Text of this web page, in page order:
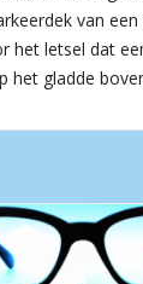
van
het letsel dat
het gladde